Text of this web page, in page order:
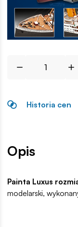
Historia cen
Opis
Painta Luxus
modelarski,